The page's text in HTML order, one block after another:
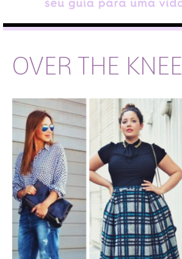
OVER THE KNEE